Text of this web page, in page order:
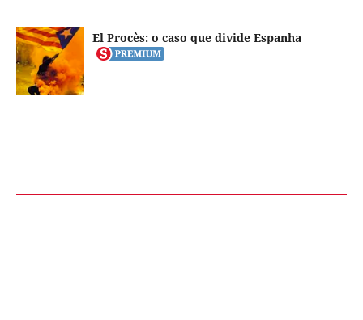
El Procès: o caso que divide Espanha